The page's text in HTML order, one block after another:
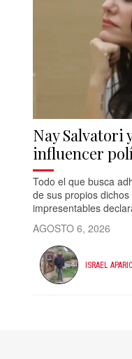
Nay Salvatori
influencer
Todo el que busca
de sus propios
impresentables
AGOSTO 6, 2026
ISRAEL